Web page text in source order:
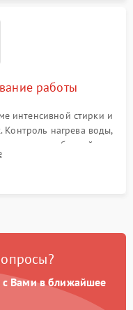
работы
интенсивной стирки и
нагрева воды,
излишних вибраций,
под корпусом.
с Вами в ближайшее